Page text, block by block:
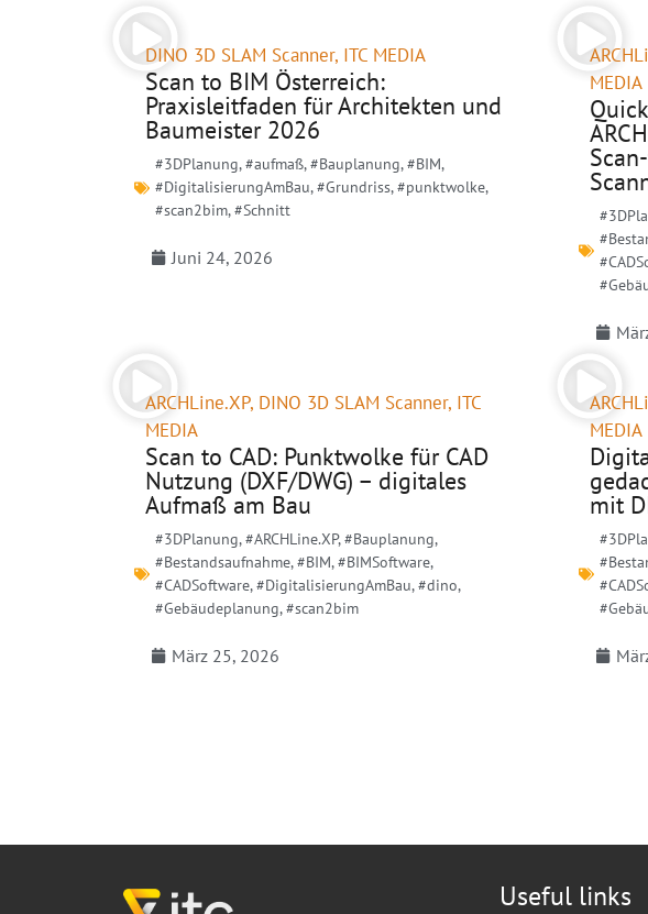
DINO 3D SLAM Scanner, ITC MEDIA
Scan to BIM Österreich:
Praxisleitfaden für Architekten und
Baumeister 2026
#3DPlanung,#aufmaß,#Bauplanung,#BIM,
#DigitalisierungAmBau,#Grundriss,#punktwolke,
#scan2bim,#Schnitt
Juni 24, 2026
MEDIA
ARCHLine.XP, DINO 3D SLAM Scanner, ITC
MEDIA
Scan to CAD: Punktwolke für CAD
Nutzung (DXF/DWG) – digitales
Aufmaß am Bau
#3DPlanung,#ARCHLine.XP,#Bauplanung,
#Bestandsaufnahme,#BIM,#BIMSoftware,
#CADSoftware,#DigitalisierungAmBau,#dino,
#Gebäudeplanung,#scan2bim
März 25, 2026
MEDIA
mit
Useful links